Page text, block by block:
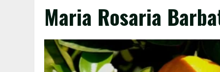
Maria Rosaria